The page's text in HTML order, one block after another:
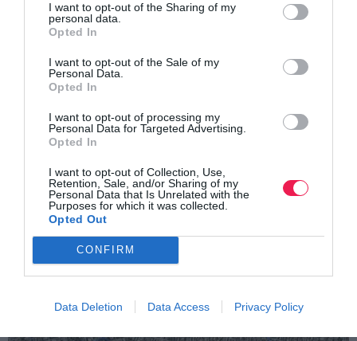
I want to opt-out of the Sharing of my
personal data.
Opted In
I want to opt-out of the Sale of my
Personal Data.
Opted In
I want to opt-out of processing my
Personal Data for Targeted Advertising.
Opted In
I want to opt-out of Collection, Use,
Retention, Sale, and/or Sharing of my
Personal Data that Is Unrelated with the
Purposes for which it was collected.
Opted Out
CONFIRM
Data Deletion Data Access Privacy Policy
Παραλαβή πακέτων συμμετοχής:Η παραλαβή του
πακέτου συμμετοχής από όλους τους δρομείς θα γίνει το
Σάββατο 16/9 12:00 – 16:00 από το Δημοτικό
Κολυμβητήριο Αργυρούπολης (Τριπόλεως 6) και την
Κυριακή 17/9 από τις 07:30-08:30 στο σημείο της εκκίνησης
και έδρα της Εταιρείας Προστασίας Σπαστικών/Πόρτα
Δηλώσεις-Εγγραφές:
https://www.myrace.gr/event/5640/registrations.html
Χάρτης διαδρομής 5 χλμ.